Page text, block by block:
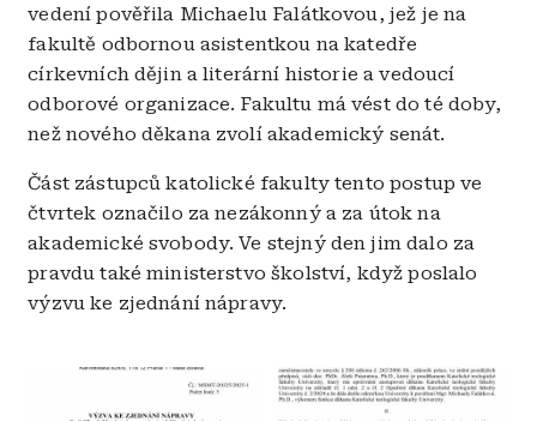
vedení pověřila Michaelu Falátkovou, jež je na
fakultě odbornou asistentkou na katedře
církevních dějin a literární historie a vedoucí
odborové organizace. Fakultu má vést do té doby,
než nového děkana zvolí akademický senát.
Část zástupců katolické fakulty tento postup ve
čtvrtek označilo za nezákonný a za útok na
akademické svobody. Ve stejný den jim dalo za
pravdu také ministerstvo školství, když poslalo
výzvu ke zjednání nápravy.
Obrázek Obrázek